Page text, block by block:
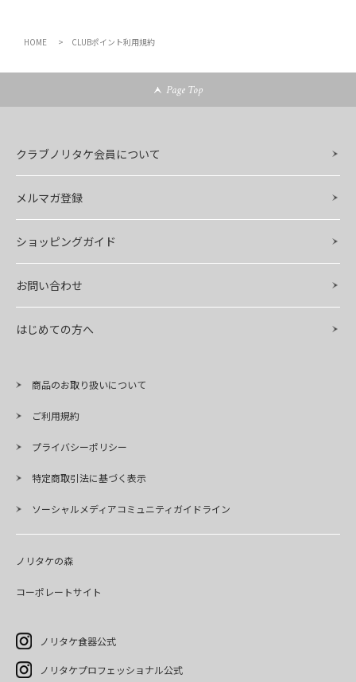
HOME CLUBポイント利用規約
Page Top
クラブノリタケ会員について
メルマガ登録
ショッピングガイド
お問い合わせ
はじめての方へ
商品のお取り扱いについて
ご利用規約
プライバシーポリシー
特定商取引法に基づく表示
ソーシャルメディアコミュニティガイドライン
ノリタケの森
コーポレートサイト
ノリタケ食器公式
ノリタケプロフェッショナル公式